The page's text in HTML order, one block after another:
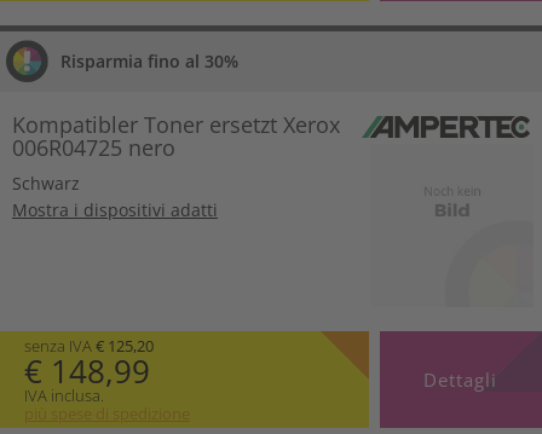
Risparmia fino al 30%
Kompatibler Toner ersetzt Xerox
006R04725 nero
Schwarz
Mostra i dispositivi adatti
senza IVA€ 125,20
€ 148,99
IVA inclusa.
più spese di spedizione
Dettagli